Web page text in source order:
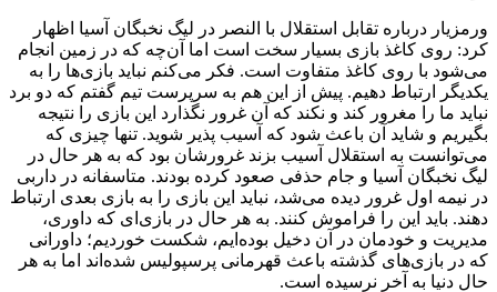
ورمزیار درباره تقابل استقلال با النصر در لیگ نخبگان آسیا اظهار
کرد: روی کاغذ بازی بسیار سخت است اما آن‌چه که در زمین انجام
می‌شود با روی کاغذ متفاوت است. فکر می‌کنم نباید بازی‌ها را به
یکدیگر ارتباط دهیم. پیش از این هم به سرپرست تیم گفتم که دو برد
نباید ما را مغرور کند و نکند که آن غرور نگذارد این بازی را نتیجه
بگیریم و شاید آن باعث شود که آسیب پذیر شوید. تنها چیزی که
می‌توانست به استقلال آسیب بزند غرورشان بود که به هر حال در
لیگ نخبگان آسیا و جام حذفی صعود کرده بودند. متاسفانه در داربی
در نیمه اول غرور دیده می‌شد، نباید این بازی را به بازی بعدی ارتباط
دهند. باید این را فراموش کنند. به هر حال در بازی‌ای که داوری،
مدیریت و خودمان در آن دخیل بوده‌ایم، شکست خوردیم؛ داورانی
که در بازی‌های گذشته باعث قهرمانی پرسپولیس شده‌اند اما به هر
حال دنیا به آخر نرسیده است.